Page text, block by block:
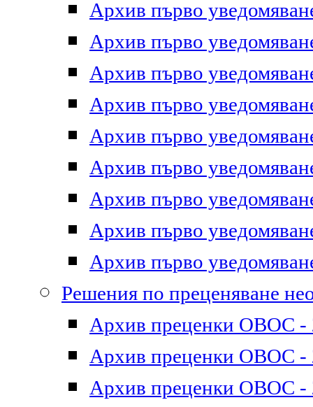
Архив първо
Архив първо
Архив първо
Архив първо
Архив първо
Архив първо
Архив първо
Архив първо
Архив първо
Решения по преценяване
Архив преценки ОВОС -
Архив преценки ОВОС -
Архив преценки ОВОС -